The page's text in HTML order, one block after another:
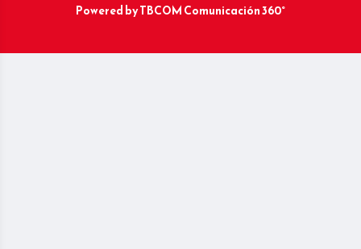
Powered byTBCOM Comunicación 360°